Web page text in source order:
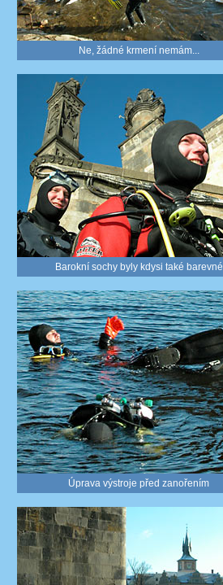
Ne, žádné krmení nemám...
Barokní sochy byly kdysi také barevné
Úprava výstroje před zanořením